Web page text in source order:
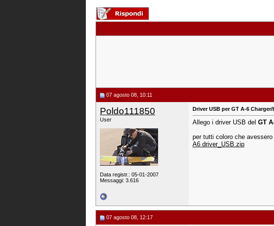
07 agosto 08, 10:11
Poldo111850
User
Data registr.: 05-01-2007
Messaggi: 3.616
Driver USB per GT A-6
Allego i driver USB del GT
per tutti coloro che
A6 driver_USB.zip
07 agosto 08, 12:17